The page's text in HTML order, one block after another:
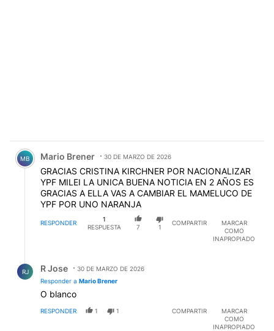
Comentario de Mario Brener.
MB Mario Brener 30 DE MARZO DE 2026
GRACIAS CRISTINA KIRCHNER POR NACIONALIZAR
YPF MILEI LA UNICA BUENA NOTICIA EN 2 AÑOS ES
GRACIAS A ELLA VAS A CAMBIAR EL MAMELUCO DE
YPF POR UNO NARANJA
RESPONDER
1
RESPUESTA
7 1
COMPARTIR
MARCAR
COMO
INAPROPIADO
RJ R Jose
30 DE MARZO DE 2026
Responder a Mario Brener
O blanco
RESPONDER 1 1 COMPARTIR
MARCAR
COMO
INAPROPIADO